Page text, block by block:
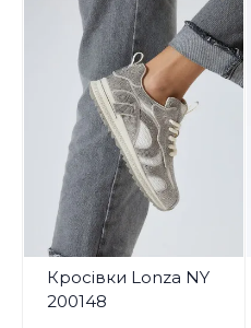
Кросівки Lonza NY
200148